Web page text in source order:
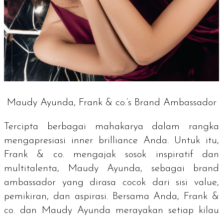
Maudy Ayunda, Frank & co.’s Brand Ambassador
Tercipta berbagai mahakarya dalam rangka
mengapresiasi inner brilliance Anda. Untuk itu,
Frank & co. mengajak sosok inspiratif dan
multitalenta, Maudy Ayunda, sebagai
brand
ambassador yang dirasa cocok dari sisi value,
pemikiran, dan aspirasi. Bersama Anda, Frank &
co. dan Maudy Ayunda merayakan setiap kilau